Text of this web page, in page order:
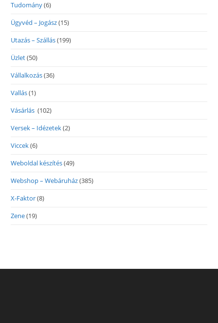
Tudomány(6)
Ügyvéd – Jogász(15)
Utazás – Szállás(199)
Üzlet(50)
Vállalkozás(36)
Vallás(1)
Vásárlás (102)
Versek – Idézetek(2)
Viccek(6)
Weboldal készítés(49)
Webshop – Webáruház(385)
X-Faktor(8)
Zene(19)